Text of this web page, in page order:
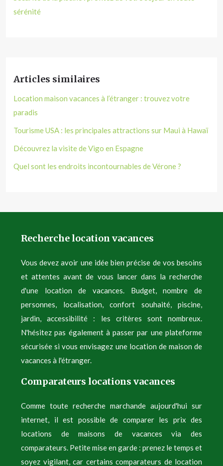
sérénité
Articles similaires
Location maison vacances à l’étranger : trouvez votre
paradis
Tourisme USA : les principales attractions sur Maui à Hawaï
Découvrez la visite de Vigo en Espagne
Quel sont les endroits incontournables de Vérone ?
Recherche location vacances
Vous devez avoir une idée bien précise de vos besoins
et attentes avant de vous lancer dans la recherche
d'une location de vacances. Budget, nombre de
personnes, localisation, confort souhaité, piscine,
jardin, accessibilité : les critères sont nombreux.
N'hésitez pas également à passer par une plateforme
sécurisée si vous envisagez une location de maison de
vacances à l'étranger.
Comparateurs locations vacances
Comme toute recherche marchande aujourd'hui sur
internet, il est possible de comparer les prix des
locations de maisons de vacances via des
comparateurs. Petite mise en garde : prenez le temps et
soyez vigilant, car certains comparateurs de location